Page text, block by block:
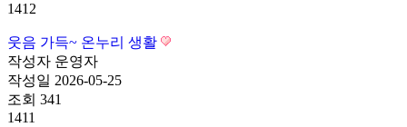
1412
웃음 가득~ 온누리 생활
작성자 운영자
작성일 2026-05-25
조회 341
1411